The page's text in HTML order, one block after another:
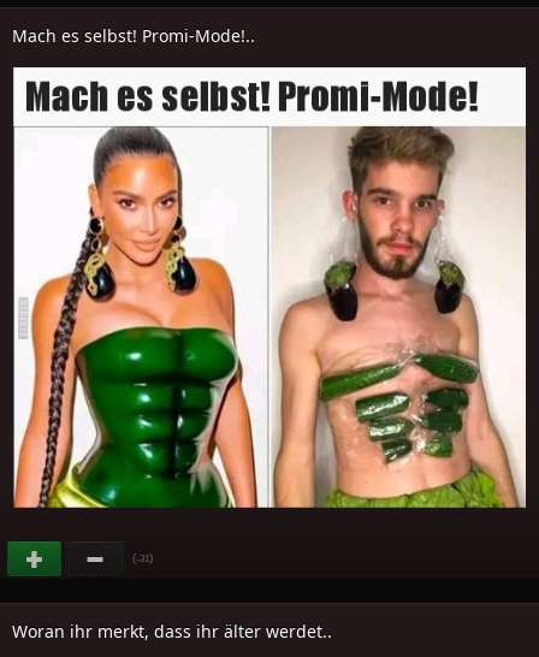
Mach es selbst! Promi-Mode!..
(-31)
Woran ihr merkt, dass ihr älter werdet..